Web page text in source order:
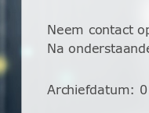
Neem contact
Na
Archiefdatum: